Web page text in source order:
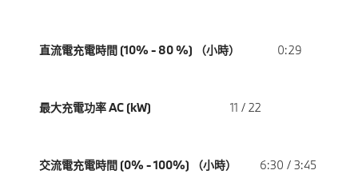
直流電充電時間 (10% - 80 %) （小時） 0:29
最大充電功率 AC (kW) 11 / 22
交流電充電時間 (0% - 100%) （小時） 6:30 / 3:45